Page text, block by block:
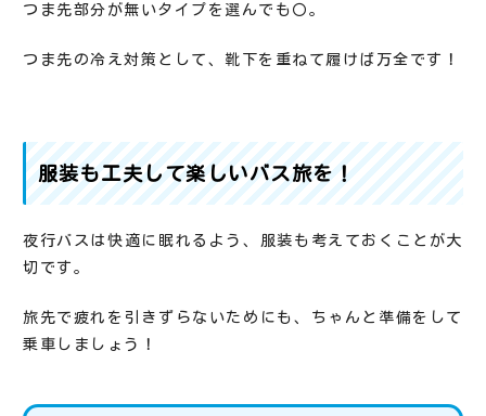
つま先部分が無いタイプを選んでも〇。
つま先の冷え対策として、靴下を重ねて履けば万全です！
服装も工夫して楽しいバス旅を！
夜行バスは快適に眠れるよう、服装も考えておくことが大
切です。
旅先で疲れを引きずらないためにも、ちゃんと準備をして
乗車しましょう！